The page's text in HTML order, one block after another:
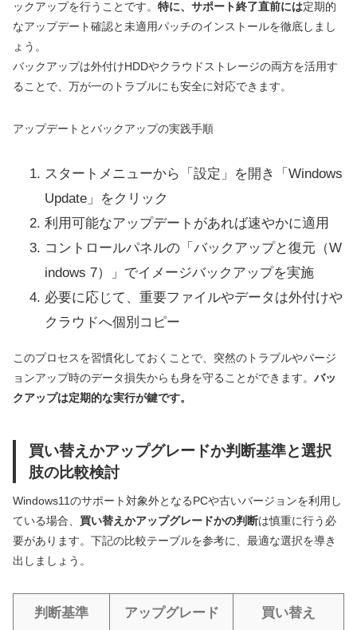
ックアップを行うことです。 特に、サポート終了直前には定期的
なアップデート確認と未適用パッチのインストールを徹底しまし
ょう。
バックアップは外付けHDDやクラウドストレージの両方を活用す
ることで、万が一のトラブルにも安全に対応できます。
アップデートとバックアップの実践手順
スタートメニューから「設定」を開き「Windows
Update」をクリック
利用可能なアップデートがあれば速やかに適用
コントロールパネルの「バックアップと復元（W
indows 7）」でイメージバックアップを実施
必要に応じて、重要ファイルやデータは外付けや
クラウドへ個別コピー
このプロセスを習慣化しておくことで、突然のトラブルやバージ
ョンアップ時のデータ損失からも身を守ることができます。 バッ
クアップは定期的な実行が鍵です。
買い替えかアップグレードか判断基準と選択
肢の比較検討
Windows11のサポート対象外となるPCや古いバージョンを利用し
ている場合、 買い替えかアップグレードかの判断は慎重に行う必
要があります。下記の比較テーブルを参考に、最適な選択を導き
出しましょう。
判断基準 アップグレード 買い替え